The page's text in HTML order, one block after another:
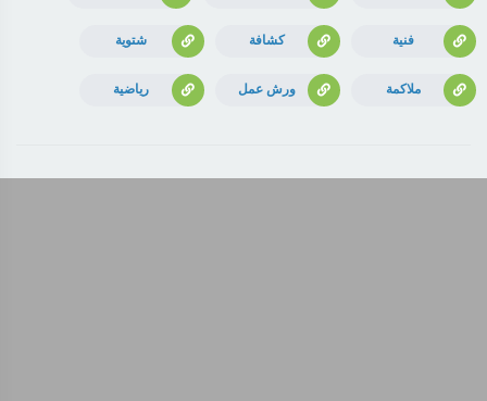
فنية كشافة شتوية
ملاكمة ورش عمل رياضية